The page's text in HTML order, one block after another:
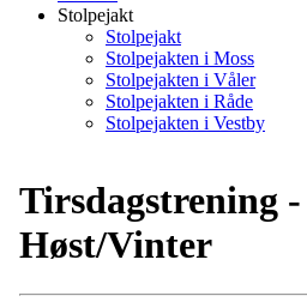
Stolpejakt
Stolpejakt
Stolpejakten i Moss
Stolpejakten i Våler
Stolpejakten i Råde
Stolpejakten i Vestby
Tirsdagstrening
Høst/Vinter